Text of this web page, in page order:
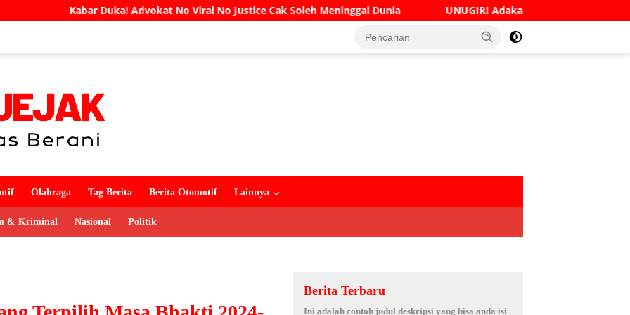
No Viral No Justice Cak Soleh Meninggal Dunia UNUGIRI Adakan Seminar Digital Marketing Guna Meningkatkan
Olahraga Tag Berita Berita Otomotif Lainnya
& Kriminal Nasional Politik
Berita Terbaru
Ini adalah contoh judul deskripsi yang bisa anda isi